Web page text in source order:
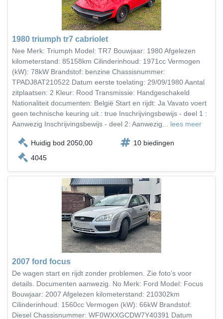
1980 triumph tr7 cabriolet
Nee Merk: Triumph Model: TR7 Bouwjaar: 1980 Afgelezen
kilometerstand: 85158km Cilinderinhoud: 1971cc Vermogen
(kW): 78kW Brandstof: benzine Chassisnummer:
TPADJ8AT210522 Datum eerste toelating: 29/09/1980 Aantal
zitplaatsen: 2 Kleur: Rood Transmissie: Handgeschakeld
Nationaliteit documenten: België Start en rijdt: Ja Vavato voert
geen technische keuring uit.: true Inschrijvingsbewijs - deel 1 :
Aanwezig Inschrijvingsbewijs - deel 2: Aanwezig... lees meer
Huidig bod 2050,00
10 biedingen
4045
2007 ford focus
De wagen start en rijdt zonder problemen. Zie foto’s voor
details. Documenten aanwezig. No Merk: Ford Model: Focus
Bouwjaar: 2007 Afgelezen kilometerstand: 210302km
Cilinderinhoud: 1560cc Vermogen (kW): 66kW Brandstof:
Diesel Chassisnummer: WF0WXXGCDW7Y40391 Datum